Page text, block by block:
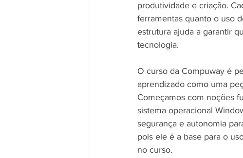
produtividade e criação.
ferramentas quanto o uso
estrutura ajuda a garantir
tecnologia.
O curso da Compuway é
aprendizado como uma
Começamos com noções
sistema operacional
segurança e autonomia
pois ele é a base para o
no curso.